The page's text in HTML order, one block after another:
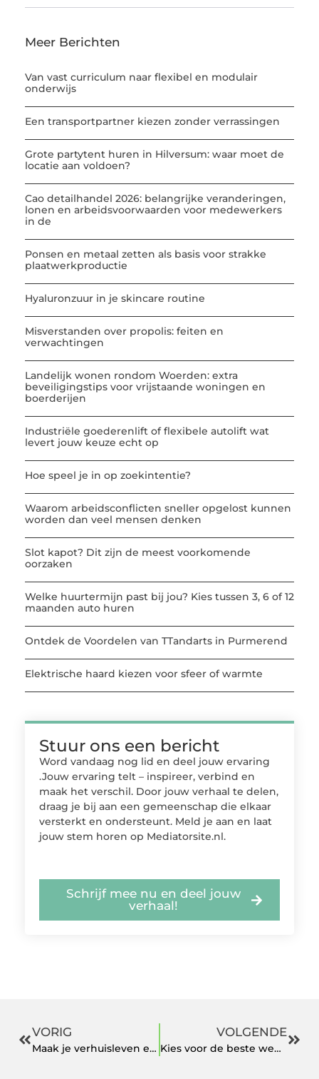
Meer Berichten
Van vast curriculum naar flexibel en modulair
onderwijs
Een transportpartner kiezen zonder verrassingen
Grote partytent huren in Hilversum: waar moet de
locatie aan voldoen?
Cao detailhandel 2026: belangrijke veranderingen,
lonen en arbeidsvoorwaarden voor medewerkers
in de
Ponsen en metaal zetten als basis voor strakke
plaatwerkproductie
Hyaluronzuur in je skincare routine
Misverstanden over propolis: feiten en
verwachtingen
Landelijk wonen rondom Woerden: extra
beveiligingstips voor vrijstaande woningen en
boerderijen
Industriële goederenlift of flexibele autolift wat
levert jouw keuze echt op
Hoe speel je in op zoekintentie?
Waarom arbeidsconflicten sneller opgelost kunnen
worden dan veel mensen denken
Slot kapot? Dit zijn de meest voorkomende
oorzaken
Welke huurtermijn past bij jou? Kies tussen 3, 6 of 12
maanden auto huren
Ontdek de Voordelen van TTandarts in Purmerend
Elektrische haard kiezen voor sfeer of warmte
Stuur ons een bericht
Word vandaag nog lid en deel jouw ervaring
.Jouw ervaring telt – inspireer, verbind en
maak het verschil. Door jouw verhaal te delen,
draag je bij aan een gemeenschap die elkaar
versterkt en ondersteunt. Meld je aan en laat
jouw stem horen op Mediatorsite.nl.
Schrijf mee nu en deel jouw
verhaal!
VORIG
Maak je verhuisleven een stuk gemakkelijker met deze tips
VOLGENDE
Kies voor de beste webshop met bedrukte kinderkleding